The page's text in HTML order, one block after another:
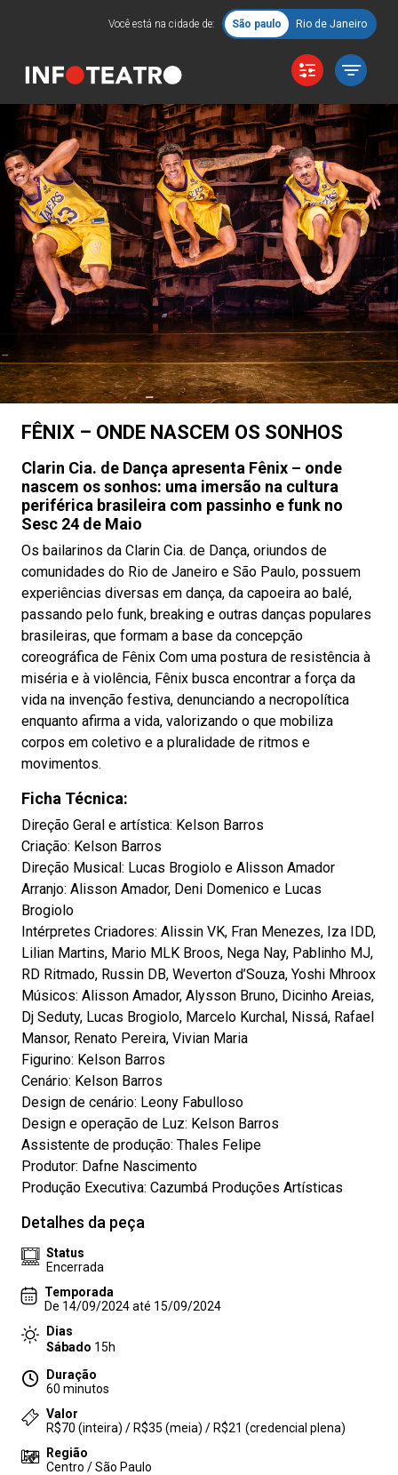
Você está na cidade de: São paulo Rio de Janeiro
FÊNIX – ONDE NASCEM OS SONHOS
Clarin Cia. de Dança apresenta Fênix – onde
nascem os sonhos: uma imersão na cultura
periférica brasileira com passinho e funk no
Sesc 24 de Maio
Os bailarinos da Clarin Cia. de Dança, oriundos de
comunidades do Rio de Janeiro e São Paulo, possuem
experiências diversas em dança, da capoeira ao balé,
passando pelo funk, breaking e outras danças populares
brasileiras, que formam a base da concepção
coreográfica de Fênix Com uma postura de resistência à
miséria e à violência, Fênix busca encontrar a força da
vida na invenção festiva, denunciando a necropolítica
enquanto afirma a vida, valorizando o que mobiliza
corpos em coletivo e a pluralidade de ritmos e
movimentos.
Ficha Técnica:
Direção Geral e artística: Kelson Barros
Criação: Kelson Barros
Direção Musical: Lucas Brogiolo e Alisson Amador
Arranjo: Alisson Amador, Deni Domenico e Lucas
Brogiolo
Intérpretes Criadores: Alissin VK, Fran Menezes, Iza IDD,
Lilian Martins, Mario MLK Broos, Nega Nay, Pablinho MJ,
RD Ritmado, Russin DB, Weverton d’Souza, Yoshi Mhroox
Músicos: Alisson Amador, Alysson Bruno, Dicinho Areias,
Dj Seduty, Lucas Brogiolo, Marcelo Kurchal, Nissá, Rafael
Mansor, Renato Pereira, Vivian Maria
Figurino: Kelson Barros
Cenário: Kelson Barros
Design de cenário: Leony Fabulloso
Design e operação de Luz: Kelson Barros
Assistente de produção: Thales Felipe
Produtor: Dafne Nascimento
Produção Executiva: Cazumbá Produções Artísticas
Detalhes da peça
Status
Encerrada
Temporada
De 14/09/2024 até 15/09/2024
Dias
Sábado 15h
Duração
60 minutos
Valor
R$70 (inteira) / R$35 (meia) / R$21 (credencial plena)
Região
Centro / São Paulo